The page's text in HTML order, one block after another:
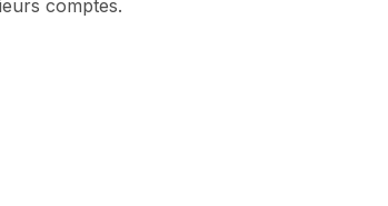
comptes.